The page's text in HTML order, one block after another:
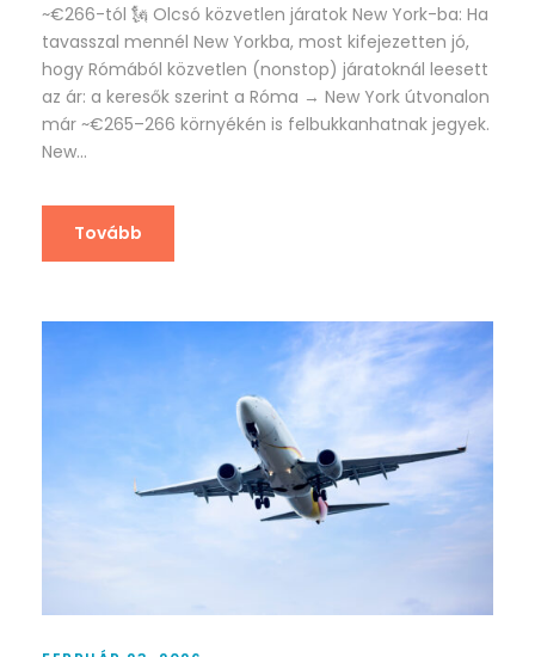
~€266-tól 🗽 Olcsó közvetlen járatok New York-ba: Ha
tavasszal mennél New Yorkba, most kifejezetten jó,
hogy Rómából közvetlen (nonstop) járatoknál leesett
az ár: a keresők szerint a Róma → New York útvonalon
már ~€265–266 környékén is felbukkanhatnak jegyek.
New...
Tovább